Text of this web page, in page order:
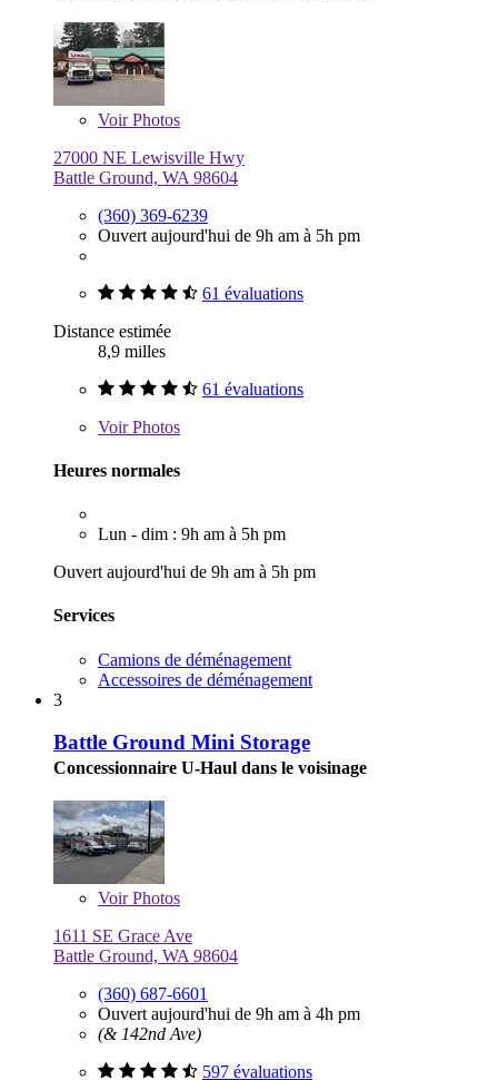
VoirPhotos
27000 NE Lewisville Hwy
Battle Ground, WA 98604
(360) 369-6239
Ouvert aujourd'hui de 9h am à 5h pm
61 évaluations
Distance estimée
8,9 milles
61 évaluations
VoirPhotos
Heures normales
Lun - dim : 9h am à 5h pm
Ouvert aujourd'hui de 9h am à 5h pm
Services
Camions de déménagement
Accessoires de déménagement
3
Battle Ground Mini Storage
Concessionnaire U-Haul dans le voisinage
VoirPhotos
1611 SE Grace Ave
Battle Ground, WA 98604
(360) 687-6601
Ouvert aujourd'hui de 9h am à 4h pm
(& 142nd Ave)
597 évaluations